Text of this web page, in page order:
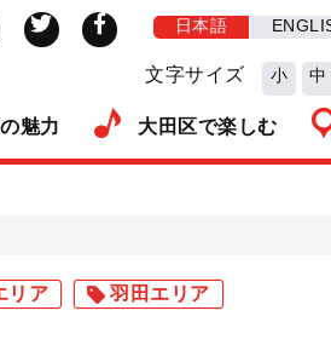
日本語
文字サイズ 小 中
魅力 大田区で楽しむ
リア
羽田エリア